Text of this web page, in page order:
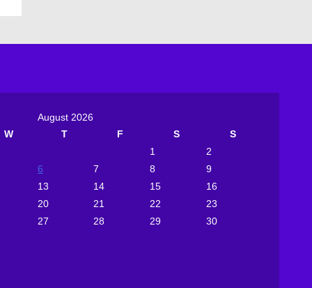
August 2026
W
T F S
S
1
2
6
7 8
9
13
14 15
16
20
21 22
23
27
28 29 30